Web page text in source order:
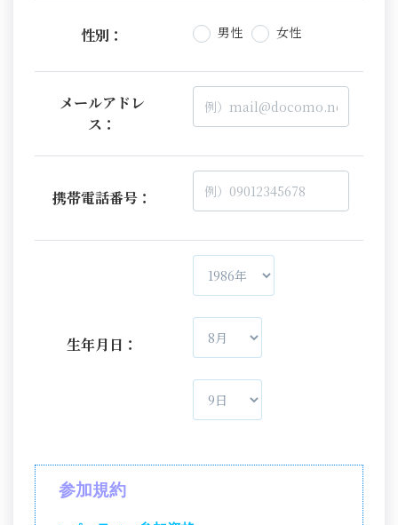
性別： 男性 女性
メールアドレ
ス：
携帯電話番号：
生年月日：